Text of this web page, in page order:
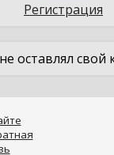
Регистрация
оставлял свой